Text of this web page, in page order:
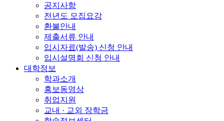
공지사항
전년도 모집요강
환불안내
제출서류 안내
입시자료(발송) 신청 안내
입시설명회 신청 안내
대학정보
학과소개
홍보동영상
취업지원
교내 · 교외 장학금